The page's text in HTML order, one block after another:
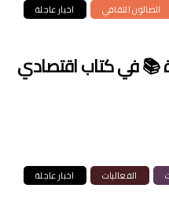
اخبار عاجلة الصالون الثقافي
📚 في كتاب اقتصادي
اخبار عاجلة الفعاليات